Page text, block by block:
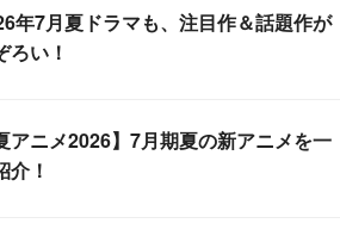
年7月夏ドラマも、注目作＆話題作が
ろい！
アニメ2026】7月期夏の新アニメを一
介！